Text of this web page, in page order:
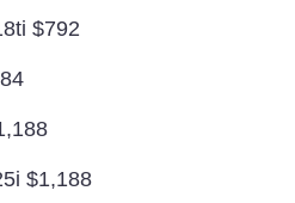
$792
$1,188